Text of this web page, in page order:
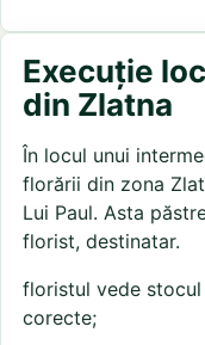
Execuție
din Zlatna
În locul unui
florării din zona
Lui Paul. Asta
florist, destinatar.
floristul vede
corecte;